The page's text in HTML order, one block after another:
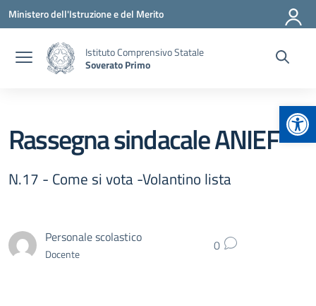
Vai ai contenuti
Vai al menu di navigazione
Vai al footer
Ministero dell'Istruzione e del Merito
Istituto Comprensivo Statale
Soverato Primo
Rassegna sindacale ANIEF
N.17 - Come si vota -Volantino lista
Personale scolastico
Docente 0